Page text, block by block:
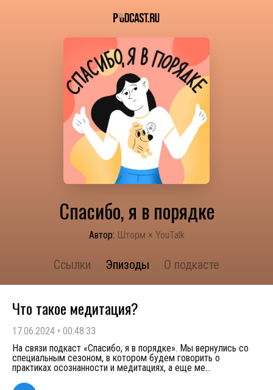
Спасибо, я в порядке
Автор: Шторм × YouTalk
Ссылки Эпизоды О подкасте
Что такое медитация?
17.06.2024 • 00:48:33
На связи подкаст «Спасибо, я в порядке». Мы вернулись со
специальным сезоном, в котором будем говорить о
практиках осознанности и медитациях, а еще ме...